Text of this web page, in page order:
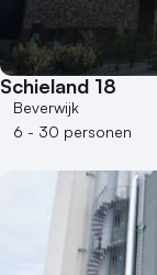
Schieland 18
Beverwijk
6 - 30 personen